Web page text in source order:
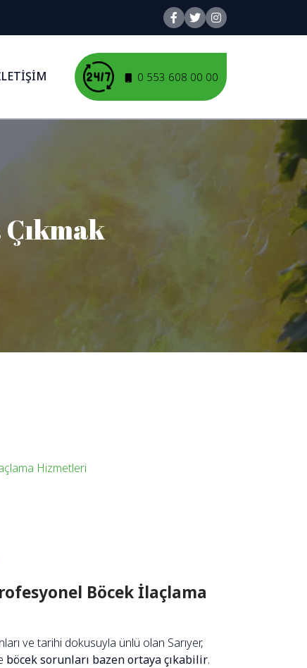
0 553 608 00 00
Hizmetleri
Böcek İlaçlama
ve tarihi dokusuyla ünlü olan Sarıyer,
böcek sorunları bazen ortaya çıkabilir.